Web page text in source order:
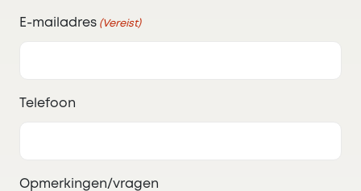
E-mailadres (Vereist)
Telefoon
Opmerkingen/vragen